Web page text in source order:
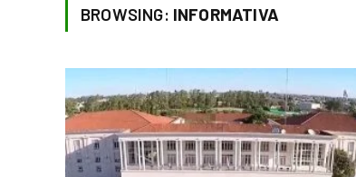
BROWSING: INFORMATIVA